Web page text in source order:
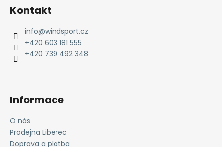
Kontakt
info@windsport.cz
+420 603 181 555
+420 739 492 348
Informace
O nás
Prodejna Liberec
Doprava a platba